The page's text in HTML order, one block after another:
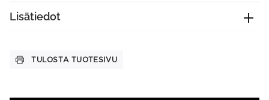
Lisätiedot
TULOSTA TUOTESIVU